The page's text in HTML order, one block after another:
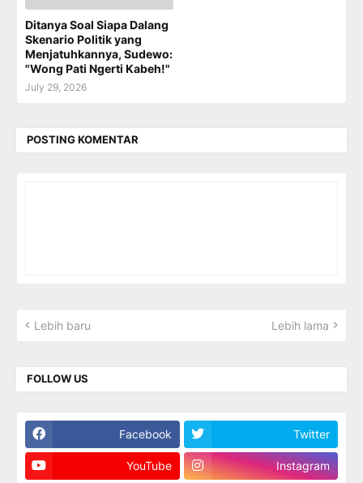
Ditanya Soal Siapa Dalang
Skenario Politik yang
Menjatuhkannya, Sudewo:
"Wong Pati Ngerti Kabeh!"
July 29, 2026
POSTING KOMENTAR
Lebih baru Lebih lama
FOLLOW US
Facebook Twitter
YouTube Instagram